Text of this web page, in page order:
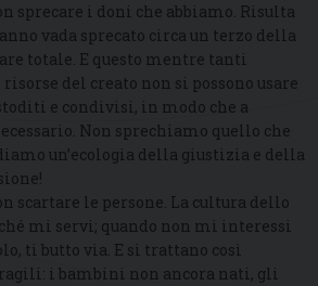
sprecare i doni che abbiamo. Risulta
vada sprecato circa un terzo della
totale. E questo mentre tanti
del creato non si possono usare
e condivisi, in modo che a
Non sprechiamo quello che
un’ecologia della giustizia e della
scartare le persone. La cultura dello
mi servi; quando non mi interessi
ti butto via. E si trattano così
i bambini non ancora nati, gli